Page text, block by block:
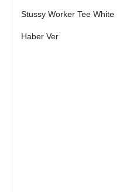
Stussy Worker Tee White
Haber Ver